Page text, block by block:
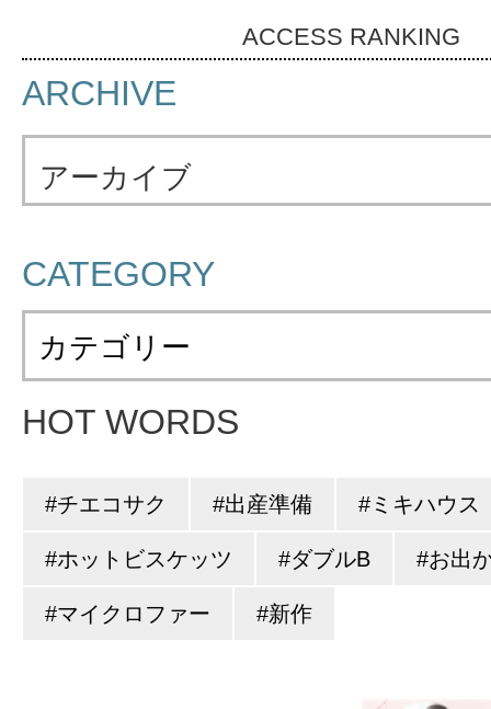
ACCESS RANKING
ARCHIVE
アーカイブ
CATEGORY
カテゴリー
HOT WORDS
#チエコサク #出産準備 #ミキハウス
#ホットビスケッツ #ダブルB #お出
#マイクロファー #新作